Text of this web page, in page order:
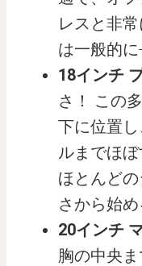
レスと非
は一般的に
18インチ
さ！ この
下に位置
ルまでほ
ほとんど
さから始
20インチ
胸の中央